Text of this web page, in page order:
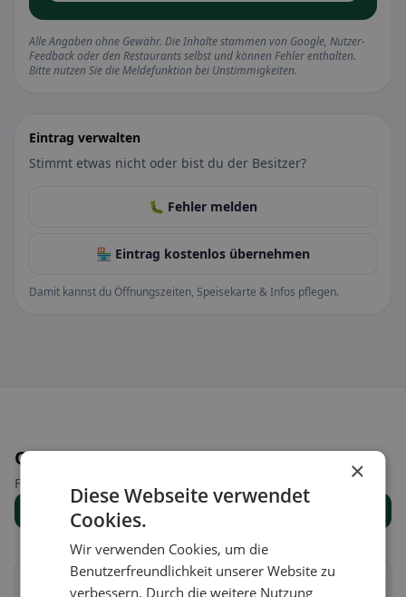
Alle Angaben ohne Gewähr. Die Inhalte stammen von Google, Nutzer-
Feedback oder den Restaurants selbst und können Fehler enthalten.
Bitte nutzen Sie die Meldefunktion bei Unstimmigkeiten.
Eintrag verwalten
Stimmt etwas nicht oder bist du der Besitzer?
🐛 Fehler melden
🏪 Eintrag kostenlos übernehmen
Damit kannst du Öffnungszeiten, Speisekarte & Infos pflegen.
Orte in der Nähe
Finde den passenden Ort für deine Restaurantsuche.
Aire-la-Ville Anières
×
Diese Webseite verwendet
Cookies.
Wir verwenden Cookies, um die
Benutzerfreundlichkeit unserer Website zu
verbessern. Durch die weitere Nutzung